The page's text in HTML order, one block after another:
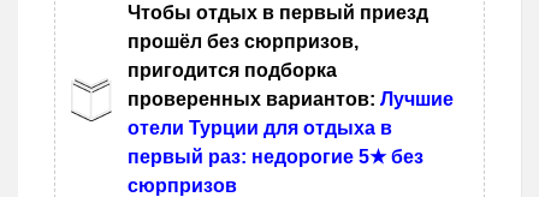
Чтобы отдых в первый приезд
прошёл без сюрпризов,
пригодится подборка
проверенных вариантов: Лучшие
отели Турции для отдыха в
первый раз: недорогие 5★ без
сюрпризов